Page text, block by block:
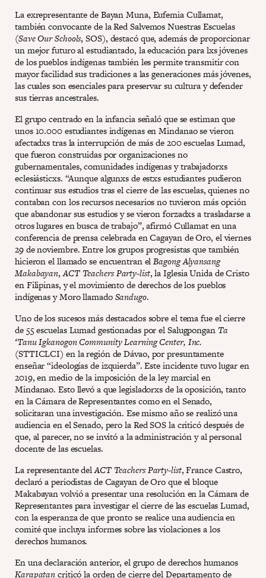
La exrepresentante de Bayan Muna, Eufemia Cullamat,
también convocante de la Red Salvemos Nuestras Escuelas
(Save Our Schools, SOS), destacó que, además de proporcionar
un mejor futuro al estudiantado, la educación para lxs jóvenes
de los pueblos indígenas también les permite transmitir con
mayor facilidad sus tradiciones a las generaciones más jóvenes,
las cuales son esenciales para preservar su cultura y defender
sus tierras ancestrales.
El grupo centrado en la infancia señaló que se estiman que
unos 10.000 estudiantes indígenas en Mindanao se vieron
afectadxs tras la interrupción de más de 200 escuelas Lumad,
que fueron construidas por organizaciones no
gubernamentales, comunidades indígenas y trabajadorxs
eclesiásticxs. “Aunque algunxs de estxs estudiantes pudieron
continuar sus estudios tras el cierre de las escuelas, quienes no
contaban con los recursos necesarios no tuvieron más opción
que abandonar sus estudios y se vieron forzadxs a trasladarse a
otros lugares en busca de trabajo”, afirmó Cullamat en una
conferencia de prensa celebrada en Cagayan de Oro, el viernes
29 de noviembre. Entre los grupos progresistas que también
hicieron el llamado se encuentran elBagong Alyansang
Makabayan,ACT Teachers Party-list, la Iglesia Unida de Cristo
en Filipinas, y el movimiento de derechos de los pueblos
indígenas y Moro llamadoSandugo.
Uno de los sucesos más destacados sobre el tema fue el cierre
de 55 escuelas Lumad gestionadas por el Salugpongan Ta
‘Tanu Igkanogon Community Learning Center, Inc.
(STTICLCI) en la región de Dávao, por presuntamente
enseñar “ideologías de izquierda”. Este incidente tuvo lugar en
2019, en medio de la imposición de la ley marcial en
Mindanao. Esto llevó a que legisladorxs de la oposición, tanto
en la Cámara de Representantes como en el Senado,
solicitaran una investigación. Ese mismo año se realizó una
audiencia en el Senado, pero la Red SOS la criticó después de
que, al parecer, no se invitó a la administración y al personal
docente de las escuelas.
La representante delACT Teachers Party-list, France Castro,
declaró a periodistas de Cagayan de Oro que el bloque
Makabayan volvió a presentar una resolución en la Cámara de
Representantes para investigar el cierre de las escuelas Lumad,
con la esperanza de que pronto se realice una audiencia en
comité que incluya informes sobre las violaciones a los
derechos humanos.
En una declaración anterior, el grupo de derechos humanos
Karapatancriticó la orden de cierre del Departamento de